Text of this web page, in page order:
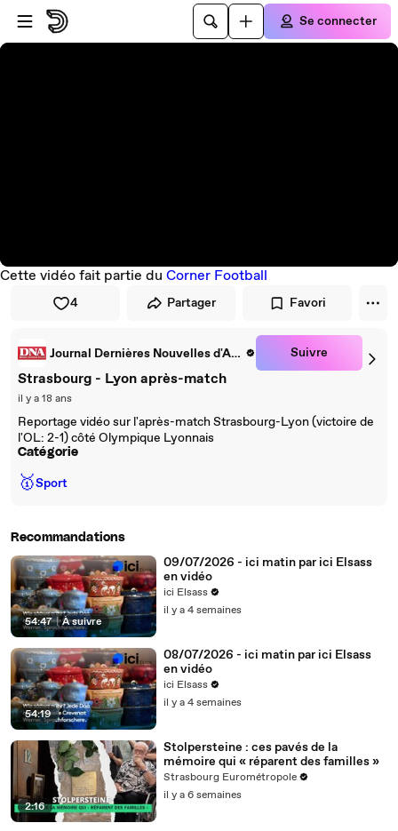
Passer au player
Passer au contenu principal
Se connecter
Cette vidéo fait partie du Corner Football
4 Partager Favori
Journal Dernières Nouvelles d'Alsace Suivre
Strasbourg - Lyon après-match
il y a 18 ans
Reportage vidéo sur l'après-match Strasbourg-Lyon (victoire de
l'OL: 2-1) côté Olympique Lyonnais
Catégorie
🥇Sport
Recommandations
54:47 | À suivre
09/07/2026 - ici matin par ici Elsass
en vidéo
ici Elsass
il y a 4 semaines
54:19
08/07/2026 - ici matin par ici Elsass
en vidéo
ici Elsass
il y a 4 semaines
2:16
Stolpersteine : ces pavés de la
mémoire qui « réparent des familles »
Strasbourg Eurométropole
il y a 6 semaines